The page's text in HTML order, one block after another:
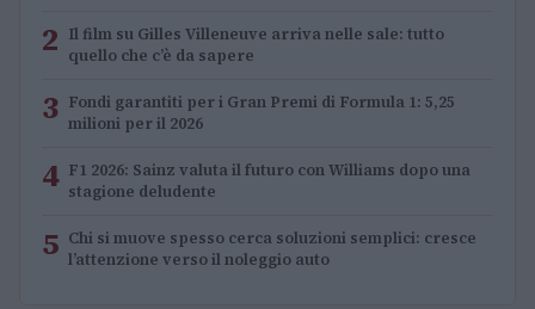
2 Il film su Gilles Villeneuve arriva nelle sale: tutto
quello che c’è da sapere
3 Fondi garantiti per i Gran Premi di Formula 1: 5,25
milioni per il 2026
4 F1 2026: Sainz valuta il futuro con Williams dopo una
stagione deludente
5 Chi si muove spesso cerca soluzioni semplici: cresce
l’attenzione verso il noleggio auto